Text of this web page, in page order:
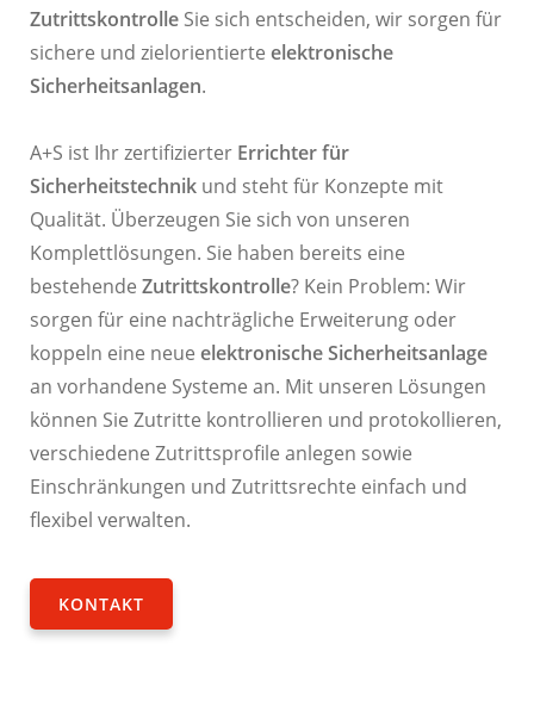
Zutrittskontrolle Sie sich entscheiden, wir sorgen für
sichere und zielorientierte elektronische
Sicherheitsanlagen.
A+S ist Ihr zertifizierter Errichter für
Sicherheitstechnik und steht für Konzepte mit
Qualität. Überzeugen Sie sich von unseren
Komplettlösungen. Sie haben bereits eine
bestehende Zutrittskontrolle? Kein Problem: Wir
sorgen für eine nachträgliche Erweiterung oder
koppeln eine neue elektronische Sicherheitsanlage
an vorhandene Systeme an. Mit unseren Lösungen
können Sie Zutritte kontrollieren und protokollieren,
verschiedene Zutrittsprofile anlegen sowie
Einschränkungen und Zutrittsrechte einfach und
flexibel verwalten.
KONTAKT